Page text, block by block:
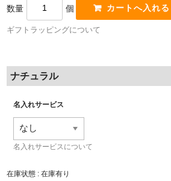
数量 個
ギフトラッピングについて
ナチュラル
名入れサービス
名入れサービスについて
在庫状態 : 在庫有り